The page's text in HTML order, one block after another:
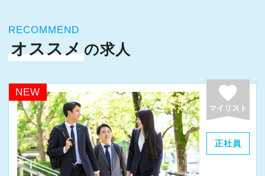
りがいを持てることとステップアップできるこ
とを第一に考えています。
将来会計事務所で活躍したい熱い想いのある
方、お待ちしています！
【実務型研修・教育制度充実！学生の間に、こ
れからの会計業界で生き残るために必要な専門
性を磨けます】
会計業界はいずれコンピューターやAIに取って
施企業」の認定を受け、今後も社員が働きやす
い環境づくりを積極的に推進していきます。
長く安心して働ける環境を用意してお待ちして
おりますので、当社で将来の不安なく働いてみ
ませんか？
【渋谷の事務所はこんなオフィスです】
2021年6月にオープンしたオフィス。
新宿オフィスの精鋭スタッフが立ち上げメンバ
RECOMMEND
オススメの求人
NEW favorite
マイリスト
正社員